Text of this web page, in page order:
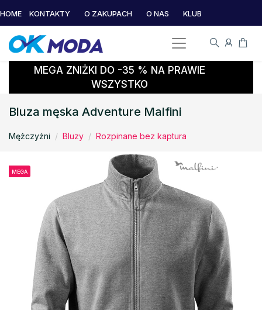
HOME KONTAKTY O ZAKUPACH O NAS KLUB
MEGA ZNIŻKI DO -35 % NA PRAWIE
WSZYSTKO
Bluza męska Adventure Malfini
Mężczyźni Bluzy Rozpinane bez kaptura
MEGA